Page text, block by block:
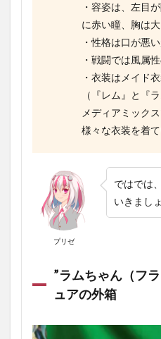
ックver.～
Renewal』
1.8.2
『Re:ゼ
ロから
異世界
生活 -
Relax
time-ミ
1.8.3
『Re:ゼロ
から始め
る異世界
生活 プ
ア レム～
スバルく
んのジャ
Renewal』
・容姿は、左目
に赤い瞳、胸は
・性格は口が悪
・戦闘では風属
・衣装はメイド
（『レム』と『
メディアミック
様々な衣装を着て
プリゼ
ではでは
いきまし
”ラムちゃん（フ
ュアの外箱